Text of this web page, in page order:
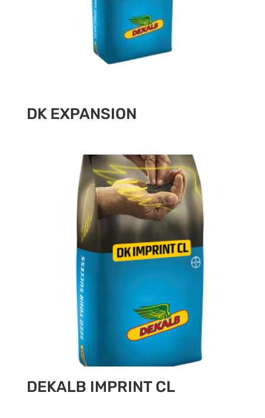
DK EXPANSION
DEKALB IMPRINT CL